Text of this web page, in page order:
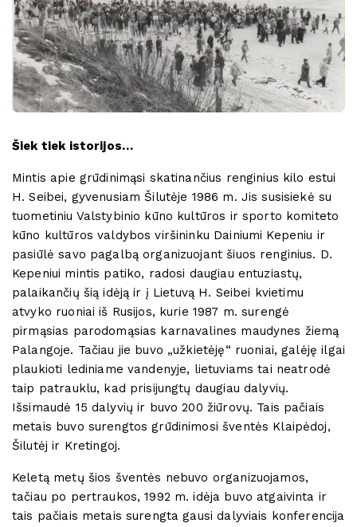
Šiek tiek istorijos…
Mintis apie grūdinimąsi skatinančius renginius kilo estui
H. Seibei, gyvenusiam Šilutėje 1986 m. Jis susisiekė su
tuometiniu Valstybinio kūno kultūros ir sporto komiteto
kūno kultūros valdybos viršininku Dainiumi Kepeniu ir
pasiūlė savo pagalbą organizuojant šiuos renginius. D.
Kepeniui mintis patiko, radosi daugiau entuziastų,
palaikančių šią idėją ir į Lietuvą H. Seibei kvietimu
atvyko ruoniai iš Rusijos, kurie 1987 m. surengė
pirmąsias parodomąsias karnavalines maudynes žiemą
Palangoje. Tačiau jie buvo „užkietėję“ ruoniai, galėję ilgai
plaukioti lediniame vandenyje, lietuviams tai neatrodė
taip patrauklu, kad prisijungtų daugiau dalyvių.
Išsimaudė 15 dalyvių ir buvo 200 žiūrovų. Tais pačiais
metais buvo surengtos grūdinimosi šventės Klaipėdoj,
Šilutėj ir Kretingoj.
Keletą metų šios šventės nebuvo organizuojamos,
tačiau po pertraukos, 1992 m. idėja buvo atgaivinta ir
tais pačiais metais surengta gausi dalyviais konferencija